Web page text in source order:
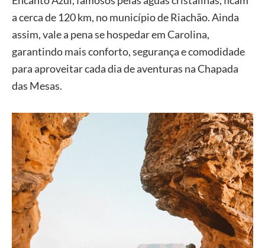
a cerca de 120 km, no município de Riachão. Ainda
assim, vale a pena se hospedar em Carolina,
garantindo mais conforto, segurança e comodidade
para aproveitar cada dia de aventuras na Chapada
das Mesas.